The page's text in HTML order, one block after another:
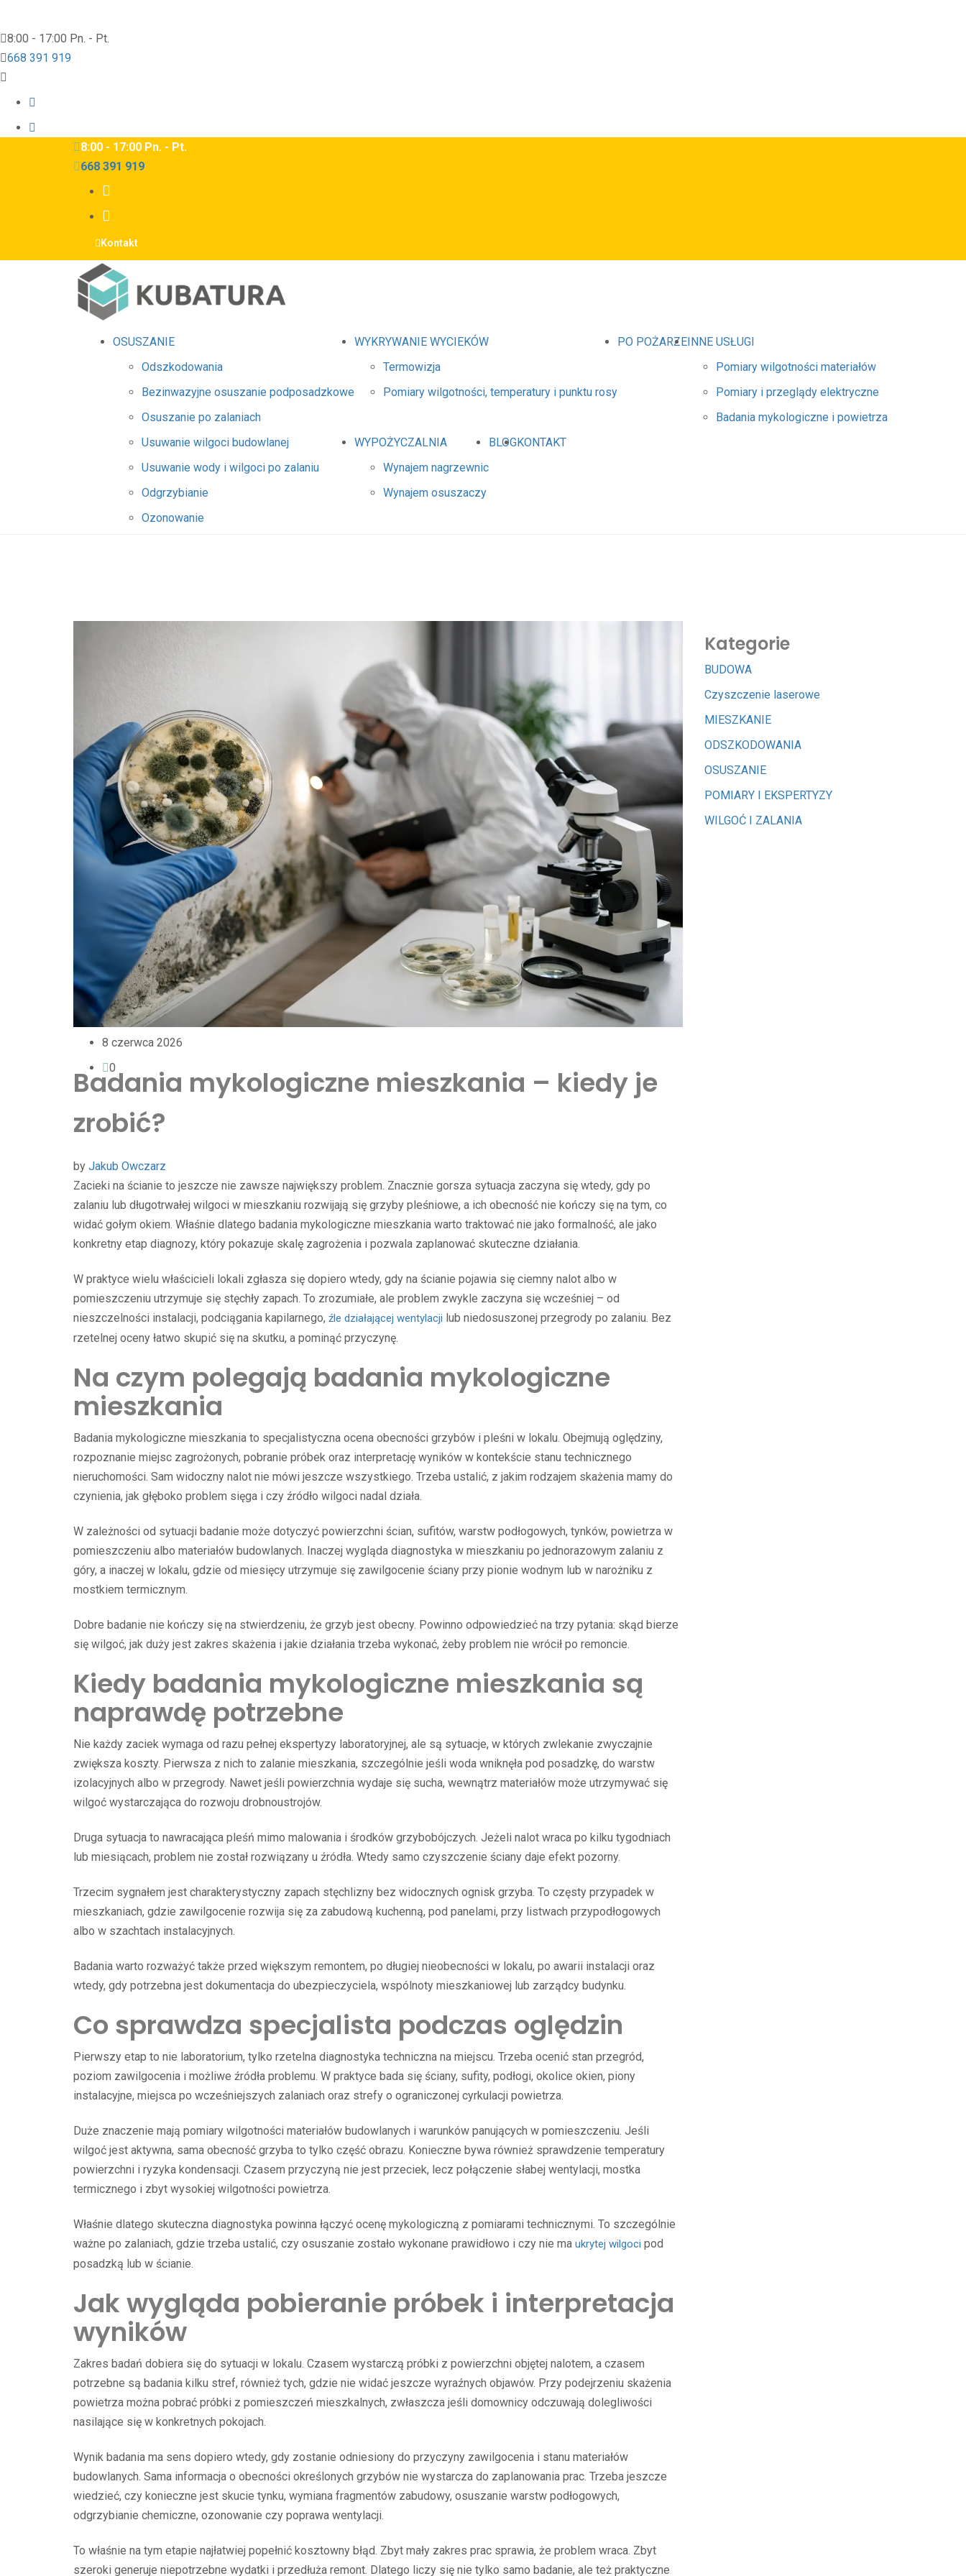
8:00 - 17:00 Pn. - Pt.
668 391 919
8:00 - 17:00 Pn. - Pt.
668 391 919
Kontakt
OSUSZANIE
Odszkodowania
Bezinwazyjne osuszanie podposadzkowe
Osuszanie po zalaniach
Usuwanie wilgoci budowlanej
Usuwanie wody i wilgoci po zalaniu
Odgrzybianie
Ozonowanie
WYKRYWANIE WYCIEKÓW
Termowizja
Pomiary wilgotności, temperatury i punktu rosy
PO POŻARZEINNE USŁUGI
Pomiary wilgotności materiałów
Pomiary i przeglądy elektryczne
Badania mykologiczne i powietrza
WYPOŻYCZALNIA
Wynajem nagrzewnic
Wynajem osuszaczy
BLOGKONTAKT
8 czerwca 2026
0
Badania mykologiczne mieszkania – kiedy je
zrobić?
by Jakub Owczarz
Zacieki na ścianie to jeszcze nie zawsze największy problem. Znacznie gorsza sytuacja zaczyna się wtedy, gdy po
zalaniu lub długotrwałej wilgoci w mieszkaniu rozwijają się grzyby pleśniowe, a ich obecność nie kończy się na tym, co
widać gołym okiem. Właśnie dlatego badania mykologiczne mieszkania warto traktować nie jako formalność, ale jako
konkretny etap diagnozy, który pokazuje skalę zagrożenia i pozwala zaplanować skuteczne działania.
W praktyce wielu właścicieli lokali zgłasza się dopiero wtedy, gdy na ścianie pojawia się ciemny nalot albo w
pomieszczeniu utrzymuje się stęchły zapach. To zrozumiałe, ale problem zwykle zaczyna się wcześniej – od
nieszczelności instalacji, podciągania kapilarnego, źle działającej wentylacji lub niedosuszonej przegrody po zalaniu. Bez
rzetelnej oceny łatwo skupić się na skutku, a pominąć przyczynę.
Na czym polegają badania mykologiczne
mieszkania
Badania mykologiczne mieszkania to specjalistyczna ocena obecności grzybów i pleśni w lokalu. Obejmują oględziny,
rozpoznanie miejsc zagrożonych, pobranie próbek oraz interpretację wyników w kontekście stanu technicznego
nieruchomości. Sam widoczny nalot nie mówi jeszcze wszystkiego. Trzeba ustalić, z jakim rodzajem skażenia mamy do
czynienia, jak głęboko problem sięga i czy źródło wilgoci nadal działa.
W zależności od sytuacji badanie może dotyczyć powierzchni ścian, sufitów, warstw podłogowych, tynków, powietrza w
pomieszczeniu albo materiałów budowlanych. Inaczej wygląda diagnostyka w mieszkaniu po jednorazowym zalaniu z
góry, a inaczej w lokalu, gdzie od miesięcy utrzymuje się zawilgocenie ściany przy pionie wodnym lub w narożniku z
mostkiem termicznym.
Dobre badanie nie kończy się na stwierdzeniu, że grzyb jest obecny. Powinno odpowiedzieć na trzy pytania: skąd bierze
się wilgoć, jak duży jest zakres skażenia i jakie działania trzeba wykonać, żeby problem nie wrócił po remoncie.
Kiedy badania mykologiczne mieszkania są
naprawdę potrzebne
Nie każdy zaciek wymaga od razu pełnej ekspertyzy laboratoryjnej, ale są sytuacje, w których zwlekanie zwyczajnie
zwiększa koszty. Pierwsza z nich to zalanie mieszkania, szczególnie jeśli woda wniknęła pod posadzkę, do warstw
izolacyjnych albo w przegrody. Nawet jeśli powierzchnia wydaje się sucha, wewnątrz materiałów może utrzymywać się
wilgoć wystarczająca do rozwoju drobnoustrojów.
Druga sytuacja to nawracająca pleśń mimo malowania i środków grzybobójczych. Jeżeli nalot wraca po kilku tygodniach
lub miesiącach, problem nie został rozwiązany u źródła. Wtedy samo czyszczenie ściany daje efekt pozorny.
Trzecim sygnałem jest charakterystyczny zapach stęchlizny bez widocznych ognisk grzyba. To częsty przypadek w
mieszkaniach, gdzie zawilgocenie rozwija się za zabudową kuchenną, pod panelami, przy listwach przypodłogowych
albo w szachtach instalacyjnych.
Badania warto rozważyć także przed większym remontem, po długiej nieobecności w lokalu, po awarii instalacji oraz
wtedy, gdy potrzebna jest dokumentacja do ubezpieczyciela, wspólnoty mieszkaniowej lub zarządcy budynku.
Co sprawdza specjalista podczas oględzin
Pierwszy etap to nie laboratorium, tylko rzetelna diagnostyka techniczna na miejscu. Trzeba ocenić stan przegród,
poziom zawilgocenia i możliwe źródła problemu. W praktyce bada się ściany, sufity, podłogi, okolice okien, piony
instalacyjne, miejsca po wcześniejszych zalaniach oraz strefy o ograniczonej cyrkulacji powietrza.
Duże znaczenie mają pomiary wilgotności materiałów budowlanych i warunków panujących w pomieszczeniu. Jeśli
wilgoć jest aktywna, sama obecność grzyba to tylko część obrazu. Konieczne bywa również sprawdzenie temperatury
powierzchni i ryzyka kondensacji. Czasem przyczyną nie jest przeciek, lecz połączenie słabej wentylacji, mostka
termicznego i zbyt wysokiej wilgotności powietrza.
Właśnie dlatego skuteczna diagnostyka powinna łączyć ocenę mykologiczną z pomiarami technicznymi. To szczególnie
ważne po zalaniach, gdzie trzeba ustalić, czy osuszanie zostało wykonane prawidłowo i czy nie ma ukrytej wilgoci pod
posadzką lub w ścianie.
Jak wygląda pobieranie próbek i interpretacja
wyników
Zakres badań dobiera się do sytuacji w lokalu. Czasem wystarczą próbki z powierzchni objętej nalotem, a czasem
potrzebne są badania kilku stref, również tych, gdzie nie widać jeszcze wyraźnych objawów. Przy podejrzeniu skażenia
powietrza można pobrać próbki z pomieszczeń mieszkalnych, zwłaszcza jeśli domownicy odczuwają dolegliwości
nasilające się w konkretnych pokojach.
Wynik badania ma sens dopiero wtedy, gdy zostanie odniesiony do przyczyny zawilgocenia i stanu materiałów
budowlanych. Sama informacja o obecności określonych grzybów nie wystarcza do zaplanowania prac. Trzeba jeszcze
wiedzieć, czy konieczne jest skucie tynku, wymiana fragmentów zabudowy, osuszanie warstw podłogowych,
odgrzybianie chemiczne, ozonowanie czy poprawa wentylacji.
To właśnie na tym etapie najłatwiej popełnić kosztowny błąd. Zbyt mały zakres prac sprawia, że problem wraca. Zbyt
szeroki generuje niepotrzebne wydatki i przedłuża remont. Dlatego liczy się nie tylko samo badanie, ale też praktyczne
Kategorie
BUDOWA
Czyszczenie laserowe
MIESZKANIE
ODSZKODOWANIA
OSUSZANIE
POMIARY I EKSPERTYZY
WILGOĆ I ZALANIA